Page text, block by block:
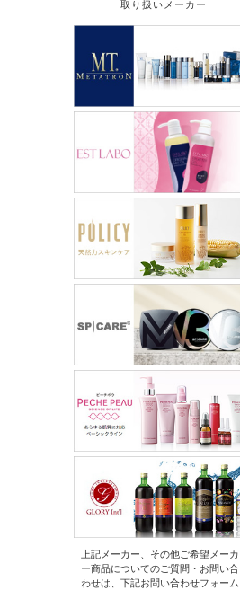
取り扱いメーカー
上記メーカー、その他ご希望メーカ
ー商品についてのご質問・お問い合
わせは、下記お問い合わせフォーム